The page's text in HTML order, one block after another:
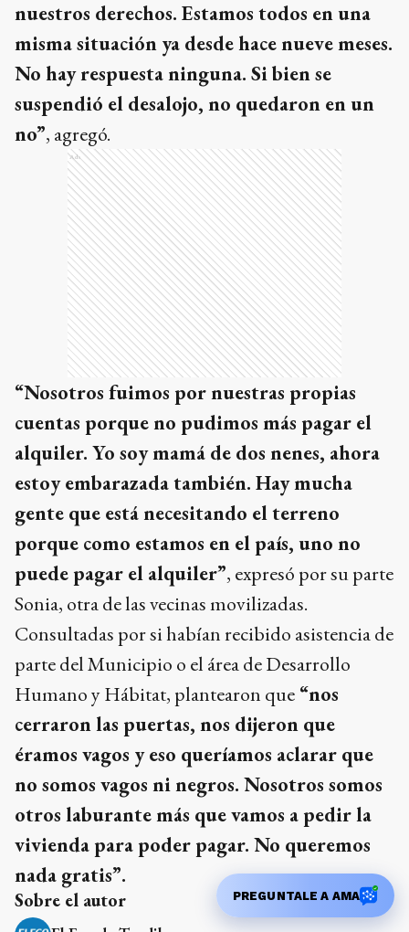
nuestros derechos. Estamos todos en una
misma situación ya desde hace nueve meses.
No hay respuesta ninguna. Si bien se
suspendió el desalojo, no quedaron en un
no”, agregó.
Ads
“Nosotros fuimos por nuestras propias
cuentas porque no pudimos más pagar el
alquiler. Yo soy mamá de dos nenes, ahora
estoy embarazada también. Hay mucha
gente que está necesitando el terreno
porque como estamos en el país, uno no
puede pagar el alquiler”, expresó por su parte
Sonia, otra de las vecinas movilizadas.
Consultadas por si habían recibido asistencia de
parte del Municipio o el área de Desarrollo
Humano y Hábitat, plantearon que “nos
cerraron las puertas, nos dijeron que
éramos vagos y eso queríamos aclarar que
no somos vagos ni negros. Nosotros somos
otros laburante más que vamos a pedir la
vivienda para poder pagar. No queremos
nada gratis”.
Sobre el autor PREGUNTALE A AMA